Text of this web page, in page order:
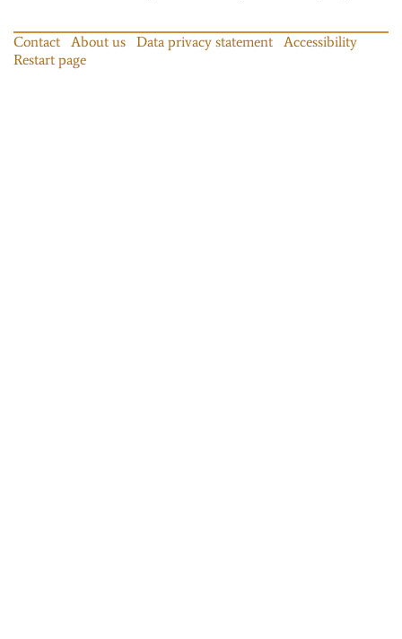
Contact About us Data privacy statement
Accessibility
Restart page